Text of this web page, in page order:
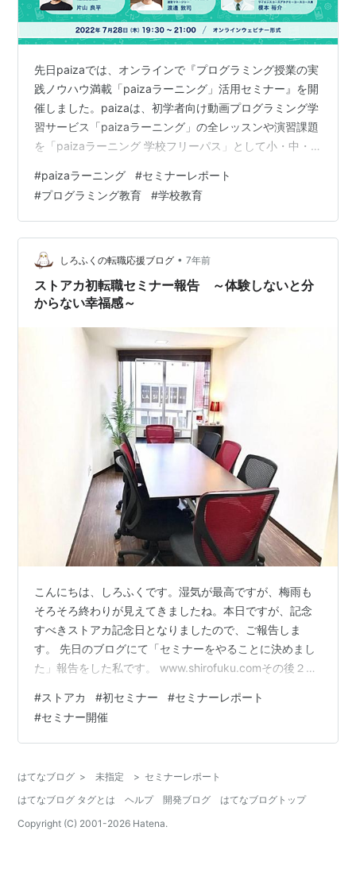
先日paizaでは、オンラインで『プログラミング授業の実
践ノウハウ満載「paizaラーニング」活用セミナー』を開
催しました。paizaは、初学者向け動画プログラミング学
習サービス「paizaラーニング」の全レッスンや演習課題
を「paizaラーニング 学校フリーパス」として小・中・
す。本イベントでは、実際にプログラミング教育に携わ
るお二人を招きして「paizaラーニング 学校フリーパ
ス」を教育現場でご活用いただく際のノウハウや、プロ
グラミング教育の現場で感じている課題、その解決にど
う取り組んでいるかなどをお聞きしました。今回は、そ
の様子をレポート…
#paizaラーニング #セミナーレポート
#プログラミング教育 #学校教育
しろふくの転職応援ブログ • 7年前
ストアカ初転職セミナー報告 ～体験しないと分
からない幸福感～
こんにちは、しろふくです。湿気が最高ですが、梅雨も
そろそろ終わりが見えてきましたね。本日ですが、記念
すべきストアカ記念日となりましたので、ご報告しま
す。 先日のブログにて「セミナーをやることに決めまし
た」報告をした私です。 www.shirofuku.comその後２週
日。借りた部屋のキャンセル料を確認しようとパソコン
を立ち上げたその時、なんとお申込みのメールが！！
（えーどこの馬の骨かわからない私に申し込んでくれる
セミナー そして、セミナーですが、15分前に来ていただ
いたので、お待たせするのも申し…
#ストアカ #初セミナー #セミナーレポート
#セミナー開催
はてなブログ > 未指定 > セミナーレポート
はてなブログ タグとは
ヘルプ 開発ブログ
はてなブログトップ
Copyright (C) 2001-2026 Hatena.